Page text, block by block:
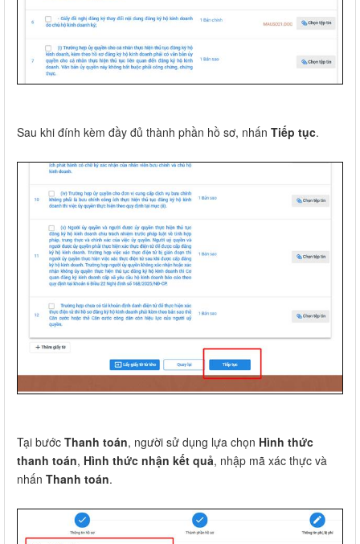
Sau khi đính kèm đầy đủ thành phần hồ sơ, nhấn Tiếp tục.
Tại bước Thanh toán, người sử dụng lựa chọn Hình thức
thanh toán, Hình thức nhận kết quả, nhập mã xác thực và
nhấn Thanh toán.